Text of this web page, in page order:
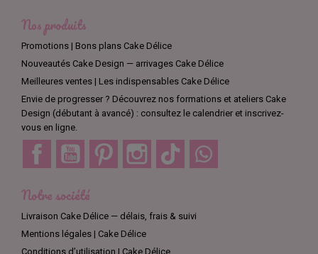
Nos produits
Promotions | Bons plans Cake Délice
Nouveautés Cake Design — arrivages Cake Délice
Meilleures ventes | Les indispensables Cake Délice
Envie de progresser ? Découvrez nos formations et ateliers Cake
Design (débutant à avancé) : consultez le calendrier et inscrivez-
vous en ligne.
Facebook YouTube Pinterest Instagram TikTok
Notre société
Livraison Cake Délice — délais, frais & suivi
Mentions légales | Cake Délice
Conditions d’utilisation | Cake Délice